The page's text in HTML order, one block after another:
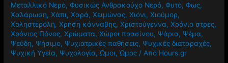
Μεταλλικό Νερό,Φυσικώς Ανθρακούχο Νερό,Φυτό,Φως,
Χαλάρωση,Χάπι,Χαρά,Χειμώνας,Χιόνι,Χιούμορ,
Χοληστερόλη,Χρήση κάνναβης,Χριστούγεννα,Χρόνιο στρες,
Χρόνιος Πόνος,Χρώματα,Χώροι πρασίνου, Ψάρια, Ψέμα,
Ψεύδη, Ψήσιμο, Ψυχιατρικές παθήσεις, Ψυχικές διαταραχές,
Ψυχική Υγεία, Ψυχολογία,Ώμοι,Ώμος / Από Hours.gr